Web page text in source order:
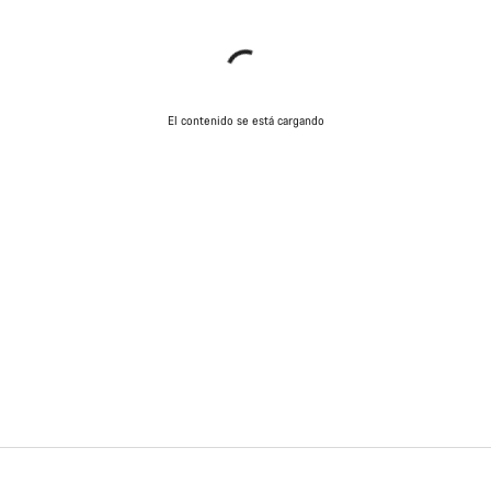
El contenido se está cargando